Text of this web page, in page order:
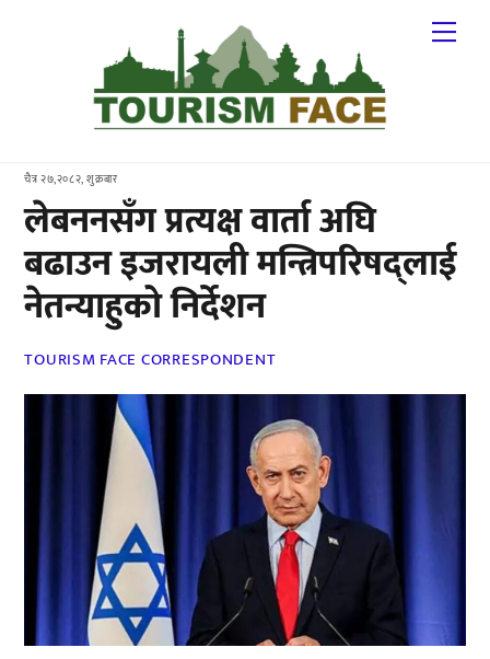
चैत्र २७,२०८२, शुक्रबार
लेबननसँग प्रत्यक्ष वार्ता अघि
बढाउन इजरायली मन्त्रिपरिषद्लाई
नेतन्याहुको निर्देशन
TOURISM FACE CORRESPONDENT